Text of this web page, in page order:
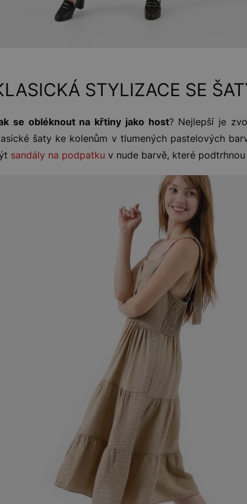
STYLIZACE SE
se obléknout na křtiny jako host? Nejlepší je
šaty ke kolenům v tlumených pastelových
sandály na podpatku v nude barvě, které